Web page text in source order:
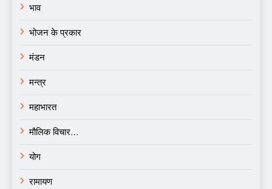
भाव
भोजन के प्रकार
मंडन
मन्त्र
महाभारत
मौलिक विचार…
योग
रामायण